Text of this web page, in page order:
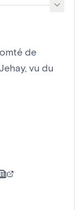
de
vu du